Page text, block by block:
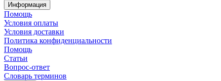
Информация
Помощь
Условия оплаты
Условия доставки
Политика конфиденциальности
Помощь
Статьи
Вопрос-ответ
Словарь терминов